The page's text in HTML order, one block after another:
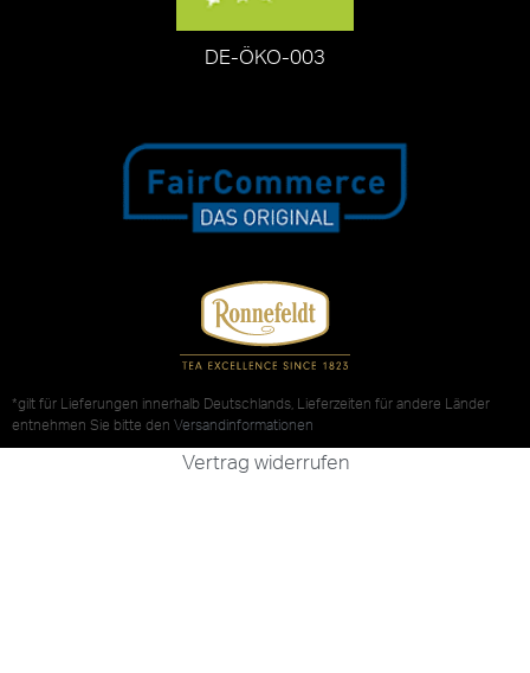
DE-ÖKO-003
*gilt für Lieferungen innerhalb Deutschlands, Lieferzeiten für andere Länder
entnehmen Sie bitte den Versandinformationen
Vertrag widerrufen